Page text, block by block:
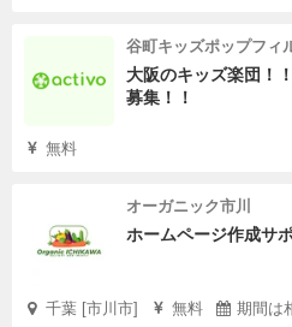
谷町キッズポップフィ
大阪のキッズ楽団！
募集！！
無料
オーガニック市川
ホームページ作成サ
千葉 [市川市] 無料 期間は